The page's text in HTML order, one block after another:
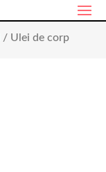
/ Ulei de corp